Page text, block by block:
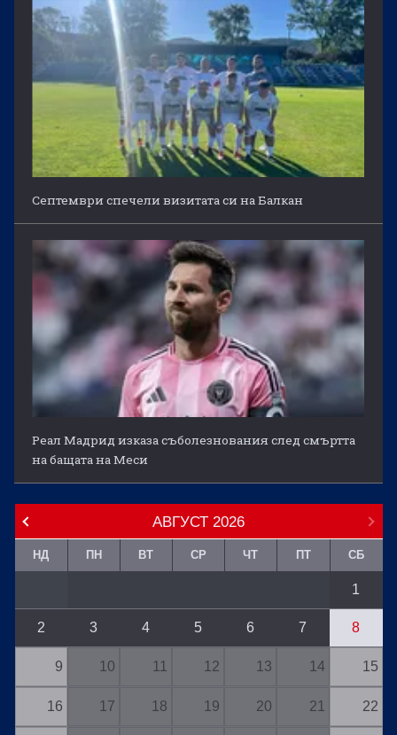
Септември спечели визитата си на Балкан
Реал Мадрид изказа съболезнования след смъртта
на бащата на Меси
АВГУСТ 2026
НД ПН ВТ СР ЧТ ПТ СБ
1
2 3 4 5 6 7 8
9 10 11 12 13 14 15
16 17 18 19 20 21 22